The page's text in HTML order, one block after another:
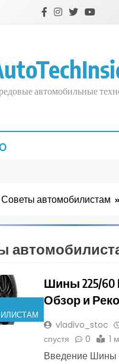
автомобильные
Советы автомобилистам
Шины 225/60
Обзор и
vladivo_stoc
спустя
0 1
Введение Шины